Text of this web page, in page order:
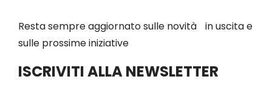
Resta sempre aggiornato sulle novità in uscita e
sulle prossime iniziative
ISCRIVITI ALLA NEWSLETTER